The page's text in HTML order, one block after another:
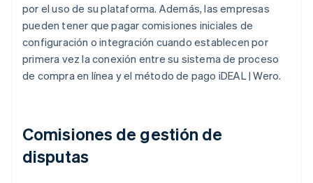
por el uso de su plataforma. Además, las empresas
pueden tener que pagar comisiones iniciales de
configuración o integración cuando establecen por
primera vez la conexión entre su sistema de proceso
de compra en línea y el método de pago iDEAL | Wero.
Comisiones de gestión de
disputas